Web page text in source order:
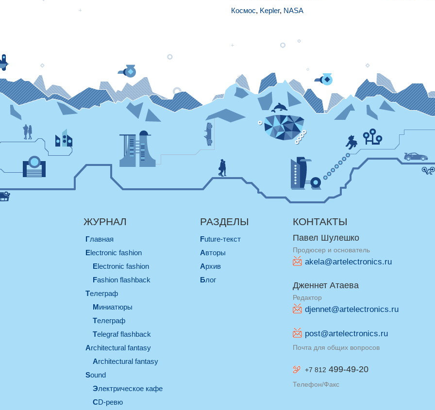
Космос, Kepler, NASA
ЖУРНАЛ
Главная
electronic fashion
electronic fashion
Fashion flashback
телеграф
миниатюры
телеграф
Telegraf flashback
architectural fantasy
architectural fantasy
sound
электрическое кафе
CD-ревю
РАЗДЕЛЫ
Future-текст
Авторы
Архив
Блог
КОНТАКТЫ
Павел Шулешко
Продюсер и основатель
akela@artelectronics.ru
Дженнет Атаева
Редактор
djennet@artelectronics.ru
post@artelectronics.ru
Почта для общих вопросов
+7 812 499-49-20
Телефон/Факс